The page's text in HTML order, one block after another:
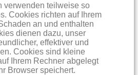
verwenden teilweise so
Cookies richten auf Ihrem
an und enthalten
dienen dazu, unser
effektiver und
Cookies sind kleine
Ihrem Rechner abgelegt
Browser speichert.